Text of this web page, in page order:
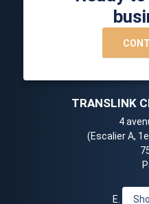
TRANSLINK
4
(Escalier A,
E.